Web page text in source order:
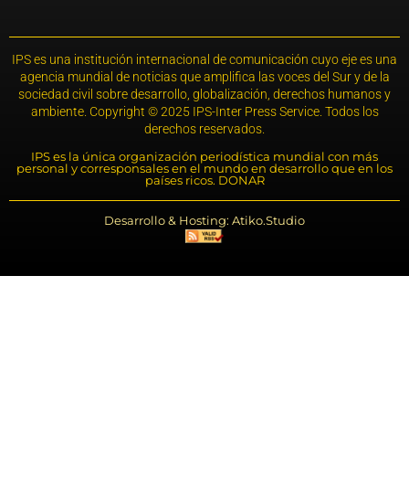
IPS es una institución internacional de comunicación cuyo eje es una
agencia mundial de noticias que amplifica las voces del Sur y de la
sociedad civil sobre desarrollo, globalización, derechos humanos y
ambiente. Copyright © 2025 IPS-Inter Press Service. Todos los
derechos reservados.
IPS es la única organización periodística mundial con más
personal y corresponsales en el mundo en desarrollo que en los
países ricos. DONAR
Desarrollo & Hosting: Atiko.Studio